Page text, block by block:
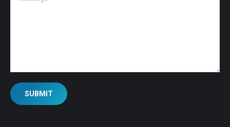
SUBMIT